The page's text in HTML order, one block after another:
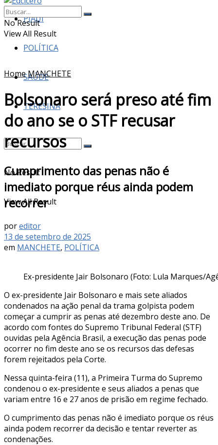
PIAUÍ
POLÍTICA
SAÚDE
TERESINA
No Result
View All Result
No Result
View All Result
Home MANCHETE
Bolsonaro será preso até fim
do ano se o STF recusar
recursos
Cumprimento das penas não é
imediato porque réus ainda podem
recorrer
poreditor
13 de setembro de 2025
em MANCHETE, POLÍTICA
Ex-presidente Jair Bolsonaro (Foto: Lula Marques/
O ex-presidente Jair Bolsonaro e mais sete aliados
condenados na ação penal da trama golpista podem
começar a cumprir as penas até dezembro deste ano. De
acordo com fontes do Supremo Tribunal Federal (STF)
ouvidas pela Agência Brasil, a execução das penas pode
ocorrer no fim deste ano se os recursos das defesas
forem rejeitados pela Corte.
Nessa quinta-feira (11), a Primeira Turma do Supremo
condenou o ex-presidente e seus aliados a penas que
variam entre 16 e 27 anos de prisão em regime fechado.
O cumprimento das penas não é imediato porque os réus
ainda podem recorrer da decisão e tentar reverter as
condenações.